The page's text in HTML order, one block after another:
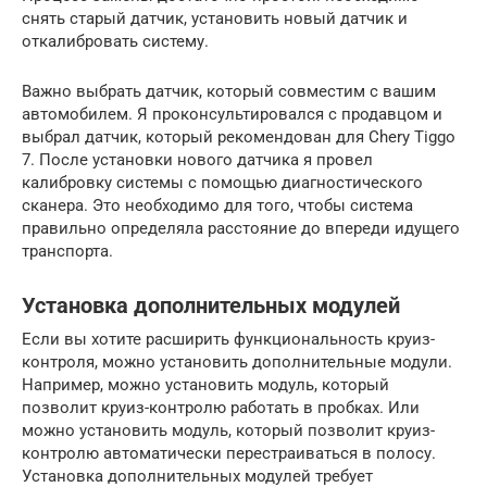
снять старый датчик, установить новый датчик и
откалибровать систему.
Важно выбрать датчик, который совместим с вашим
автомобилем. Я проконсультировался с продавцом и
выбрал датчик, который рекомендован для Chery Tiggo
7. После установки нового датчика я провел
калибровку системы с помощью диагностического
сканера. Это необходимо для того, чтобы система
правильно определяла расстояние до впереди идущего
транспорта.
Установка дополнительных модулей
Если вы хотите расширить функциональность круиз-
контроля, можно установить дополнительные модули.
Например, можно установить модуль, который
позволит круиз-контролю работать в пробках. Или
можно установить модуль, который позволит круиз-
контролю автоматически перестраиваться в полосу.
Установка дополнительных модулей требует